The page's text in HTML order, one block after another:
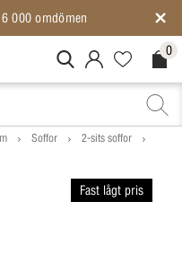
000 omdömen
MitIlva.Login 0
Soffor
2-sits soffor
Fast lågt pris